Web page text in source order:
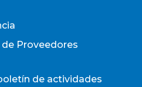
Proveedores
de actividades